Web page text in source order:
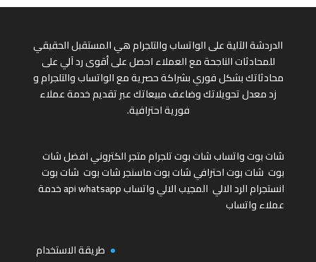
الدردشة الآلية على الواتساب والتلجرام هي المستقبل الحقيقي
للمحادثات الناجحة مع العملاء احصل على أقوى رد آلي على
محادثاتك بشكل فوري بشراكة حصرية مع الواتساب والتلجرام و
زد معدل تحويلاتك وضاعف مبيعاتك عبر تقديم خدمة عملاء
فورية احترافية.
شات بوت واتسابشات بوت تلجراممتجر الكترونيافضل شات
بوت شات بوت احترافيشات بوت ماسنجرشات بوت شات بوت
انستجرامالرد الالي المجيب الالي واتسابapi whatsappخدمة
عملاء واتساب
طريقة الاستخدام